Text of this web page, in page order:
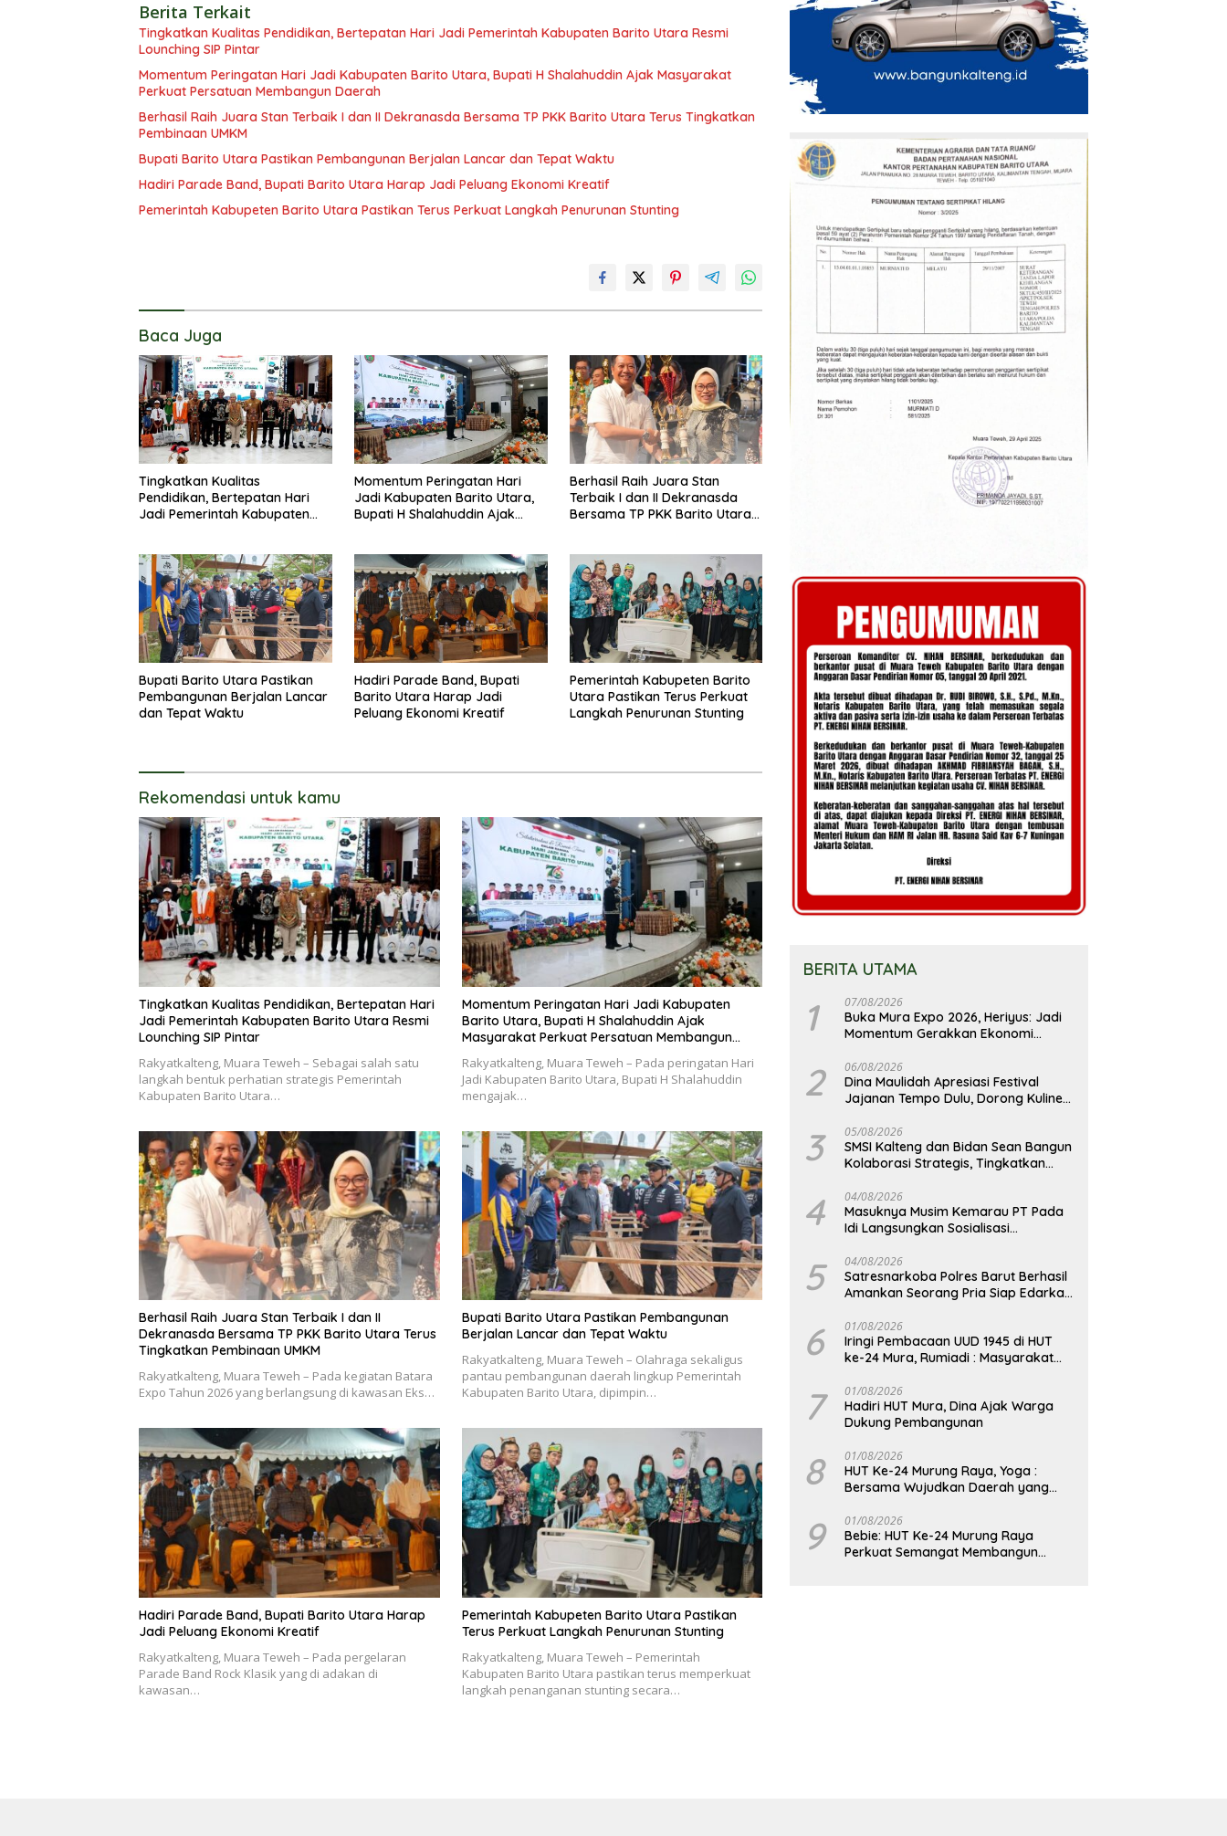
Berita Terkait
Tingkatkan Kualitas Pendidikan, Bertepatan Hari Jadi Pemerintah Kabupaten Barito Utara Resmi
Lounching SIP Pintar
Momentum Peringatan Hari Jadi Kabupaten Barito Utara, Bupati H Shalahuddin Ajak Masyarakat
Perkuat Persatuan Membangun Daerah
Berhasil Raih Juara Stan Terbaik I dan II Dekranasda Bersama TP PKK Barito Utara Terus Tingkatkan
Pembinaan UMKM
Bupati Barito Utara Pastikan Pembangunan Berjalan Lancar dan Tepat Waktu
Hadiri Parade Band, Bupati Barito Utara Harap Jadi Peluang Ekonomi Kreatif
Pemerintah Kabupeten Barito Utara Pastikan Terus Perkuat Langkah Penurunan Stunting
Baca Juga
Tingkatkan Kualitas
Pendidikan, Bertepatan Hari
Jadi Pemerintah Kabupaten
Momentum Peringatan Hari
Jadi Kabupaten Barito Utara,
Bupati H Shalahuddin Ajak
Berhasil Raih Juara Stan
Terbaik I dan II Dekranasda
Bersama TP PKK Barito Utara
Bupati Barito Utara Pastikan
Pembangunan Berjalan Lancar
dan Tepat Waktu
Hadiri Parade Band, Bupati
Barito Utara Harap Jadi
Peluang Ekonomi Kreatif
Pemerintah Kabupeten Barito
Utara Pastikan Terus Perkuat
Langkah Penurunan Stunting
Rekomendasi untuk kamu
Tingkatkan Kualitas Pendidikan, Bertepatan Hari
Jadi Pemerintah Kabupaten Barito Utara Resmi
Lounching SIP Pintar
Rakyatkalteng, Muara Teweh – Sebagai salah satu
langkah bentuk perhatian strategis Pemerintah
Kabupaten Barito Utara…
Momentum Peringatan Hari Jadi Kabupaten
Barito Utara, Bupati H Shalahuddin Ajak
Masyarakat Perkuat Persatuan Membangun
Rakyatkalteng, Muara Teweh – Pada peringatan Hari
Jadi Kabupaten Barito Utara, Bupati H Shalahuddin
mengajak…
Berhasil Raih Juara Stan Terbaik I dan II
Dekranasda Bersama TP PKK Barito Utara Terus
Tingkatkan Pembinaan UMKM
Rakyatkalteng, Muara Teweh – Pada kegiatan Batara
Expo Tahun 2026 yang berlangsung di kawasan Eks…
Bupati Barito Utara Pastikan Pembangunan
Berjalan Lancar dan Tepat Waktu
Rakyatkalteng, Muara Teweh – Olahraga sekaligus
pantau pembangunan daerah lingkup Pemerintah
Kabupaten Barito Utara, dipimpin…
Hadiri Parade Band, Bupati Barito Utara Harap
Jadi Peluang Ekonomi Kreatif
Rakyatkalteng, Muara Teweh – Pada pergelaran
Parade Band Rock Klasik yang di adakan di
kawasan…
Pemerintah Kabupeten Barito Utara Pastikan
Terus Perkuat Langkah Penurunan Stunting
Rakyatkalteng, Muara Teweh – Pemerintah
Kabupaten Barito Utara pastikan terus memperkuat
langkah penanganan stunting secara…
BERITA UTAMA
1 07/08/2026
Buka Mura Expo 2026, Heriyus: Jadi
Momentum Gerakkan Ekonomi
2 06/08/2026
Dina Maulidah Apresiasi Festival
Jajanan Tempo Dulu, Dorong Kuliner
3 05/08/2026
SMSI Kalteng dan Bidan Sean Bangun
Kolaborasi Strategis, Tingkatkan
4 04/08/2026
Masuknya Musim Kemarau PT Pada
Idi Langsungkan Sosialisasi
5 04/08/2026
Satresnarkoba Polres Barut Berhasil
Amankan Seorang Pria Siap Edarkan
Gram
6 01/08/2026
Iringi Pembacaan UUD 1945 di HUT
ke-24 Mura, Rumiadi : Masyarakat
yang Lebih Besar
7 01/08/2026
Hadiri HUT Mura, Dina Ajak Warga
Dukung Pembangunan
8 01/08/2026
HUT Ke-24 Murung Raya, Yoga :
Bersama Wujudkan Daerah yang
9 01/08/2026
Bebie: HUT Ke-24 Murung Raya
Perkuat Semangat Membangun